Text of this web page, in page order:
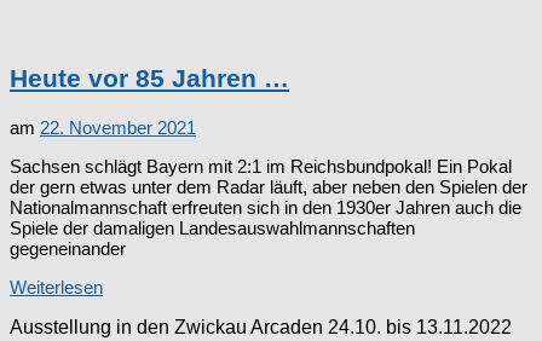
Heute vor 85 Jahren …
am 22. November 2021
Sachsen schlägt Bayern mit 2:1 im Reichsbundpokal! Ein Pokal
der gern etwas unter dem Radar läuft, aber neben den Spielen der
Nationalmannschaft erfreuten sich in den 1930er Jahren auch die
Spiele der damaligen Landesauswahlmannschaften
gegeneinander
Weiterlesen
Ausstellung in den Zwickau Arcaden 24.10. bis 13.11.2022